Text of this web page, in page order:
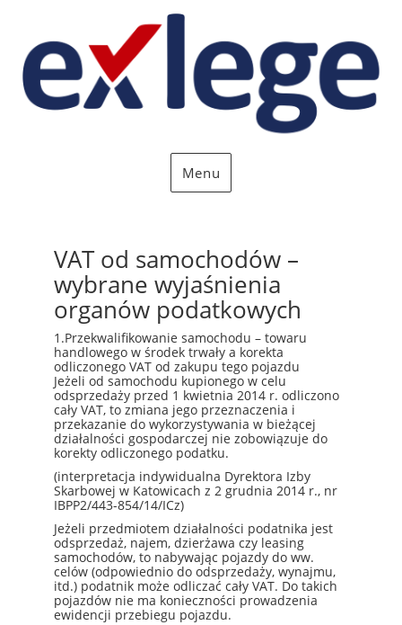
Menu
VAT od samochodów –
wybrane wyjaśnienia
organów podatkowych
1.Przekwalifikowanie samochodu – towaru
handlowego w środek trwały a korekta
odliczonego VAT od zakupu tego pojazdu
Jeżeli od samochodu kupionego w celu
odsprzedaży przed 1 kwietnia 2014 r. odliczono
cały VAT, to zmiana jego przeznaczenia i
przekazanie do wykorzystywania w bieżącej
działalności gospodarczej nie zobowiązuje do
korekty odliczonego podatku.
(interpretacja indywidualna Dyrektora Izby
Skarbowej w Katowicach z 2 grudnia 2014 r., nr
IBPP2/443-854/14/ICz)
Jeżeli przedmiotem działalności podatnika jest
odsprzedaż, najem, dzierżawa czy leasing
samochodów, to nabywając pojazdy do ww.
celów (odpowiednio do odsprzedaży, wynajmu,
itd.) podatnik może odliczać cały VAT. Do takich
pojazdów nie ma konieczności prowadzenia
ewidencji przebiegu pojazdu.